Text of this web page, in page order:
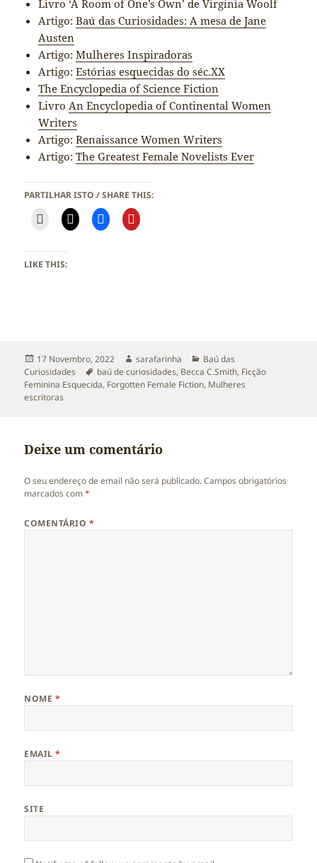
Livro ‘A Room of One’s Own’ de Virginia Woolf
Artigo:Baú das Curiosidades: A mesa de Jane
Austen
Artigo:Mulheres Inspiradoras
Artigo:Estórias esquecidas do séc.XX
The Encyclopedia of Science Fiction
LivroAn Encyclopedia of Continental Women
Writers
Artigo:Renaissance Women Writers
Artigo:The Greatest Female Novelists Ever
PARTILHAR ISTO / SHARE THIS:
LIKE THIS:
Publicado
a
17 Novembro, 2022 Autor
sarafarinha Categorias
Baú das
Curiosidades
Etiquetas
baú de curiosidades, Becca C.Smith, Ficção
Feminina Esquecida, Forgotten Female Fiction, Mulheres
escritoras
Deixe um comentário
O seu endereço de email não será publicado. Campos obrigatórios
marcados com*
COMENTÁRIO *
NOME *
EMAIL*
SITE